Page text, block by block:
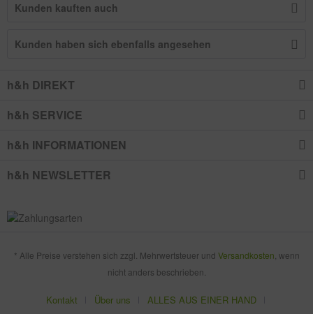
Kunden kauften auch
Kunden haben sich ebenfalls angesehen
h&h DIREKT
h&h SERVICE
h&h INFORMATIONEN
h&h NEWSLETTER
* Alle Preise verstehen sich zzgl. Mehrwertsteuer und Versandkosten , wenn
nicht anders beschrieben.
Kontakt Über uns
ALLES AUS EINER HAND